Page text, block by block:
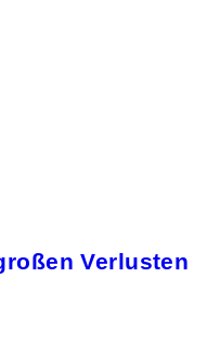
Verlusten